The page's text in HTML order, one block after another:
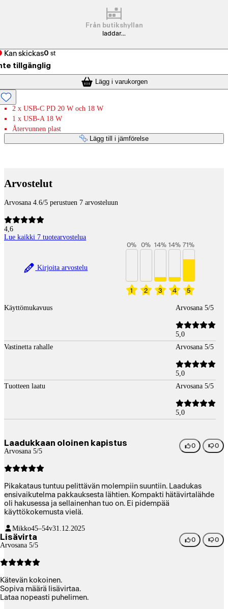
Från butikshyllan
laddar...
Kan skickas0 st
tillgänglig
Lägg i varukorgen
2 x USB-C PD 20 W och 18 W
1 x USB-A 18 W
Återvunnen plast
Lägg till i jämförelse
Arvostelut
Arvosana 4.6/5 perustuen 7 arvosteluun
4,6
Lue kaikki 7 tuotearvostelua
Kirjoita arvostelu
1
0%
2
0%
3
14%
4
14%
5
71%
Käyttömukavuus Arvosana 5/5
5,0
Vastinetta rahalle
Arvosana 5/5
5,0
Tuotteen laatu
Arvosana 5/5
5,0
Laadukkaan oloinen kapistus
Arvosana 5/5
0 0
Pikakataus tuntuu pelittävän molempiin suuntiin. Laadukas
ensivaikutelma pakkauksesta lähtien. Kompakti hätävirtalähde
oli hakusessa ja sellainenhan tuo on. Ei pidempää
käyttökokemusta vielä.
Mikko45–54v31.12.2025
Lisävirta
Arvosana 5/5
0 0
Kätevän kokoinen.
Sopiva määrä lisävirtaa.
Lataa nopeasti puhelimen.